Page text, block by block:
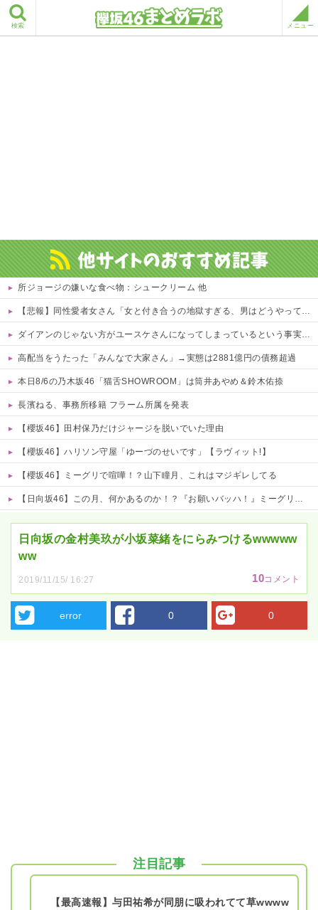
検索 メニュー
所ジョージの嫌いな食べ物：シュークリーム 他
【悲報】同性愛者女さん「女と付き合うの地獄すぎる、男はどうやって耐えてんの？」←コレは同意せざるおえないと話題に
ダイアンのじゃない方がユースケさんになってしまっているという事実←これ
高配当をうたった「みんなで大家さん」→実態は2881億円の債務超過
本日8/6の乃木坂46「猫舌SHOWROOM」は筒井あやめ＆鈴木佑捺
長濱ねる、事務所移籍 フラーム所属を発表
【櫻坂46】田村保乃だけジャージを脱いでいた理由
【櫻坂46】ハリソン守屋「ゆーづのせいです」【ラヴィット!】
【櫻坂46】ミーグリで喧嘩！？山下瞳月、これはマジギレしてる
【日向坂46】この月、何かあるのか！？『お願いバッハ！』ミーグリ日程がこちら
日向坂の金村美玖が小坂菜緒をにらみつけるwwwww
ww
2019/11/15/ 16:27 10コメント
error 0 0
注目記事
【最高速報】与田祐希が同朋に吸われてて草wwww